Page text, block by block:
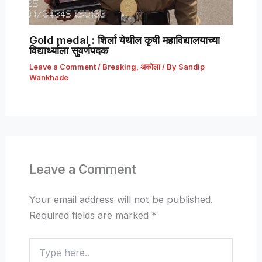
Gold medal : शिर्ला येथील कृषी महाविद्यालयाच्या
विद्यार्थ्याला सुवर्णपदक
Leave a Comment / Breaking अकोला/ By Sandip
Wankhade
Leave a Comment
Your email address will not be published.
Required fields are marked *
here..